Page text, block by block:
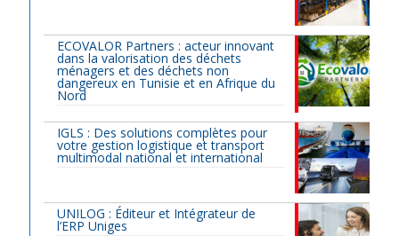
ECOVALOR Partners : acteur innovant
dans la valorisation des déchets
ménagers et des déchets non
dangereux en Tunisie et en Afrique du
Nord
IGLS : Des solutions complètes pour
votre gestion logistique et transport
multimodal national et international
UNILOG : Éditeur et Intégrateur de
l’ERP Uniges